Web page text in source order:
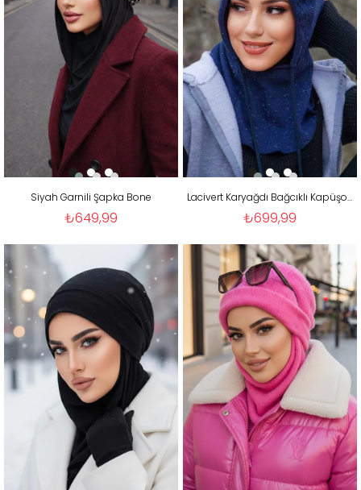
Siyah Garnili Şapka Bone
₺649,99
Lacivert Karyağdı Bağcıklı Kapüşon Bone
₺699,99